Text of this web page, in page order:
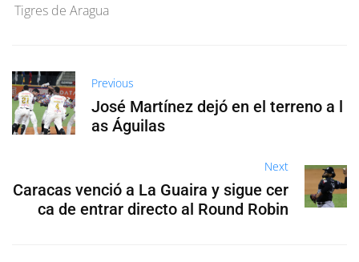
Tigres de Aragua
Previous
José Martínez dejó en el terreno a l
as Águilas
Next
Caracas venció a La Guaira y sigue cer
ca de entrar directo al Round Robin